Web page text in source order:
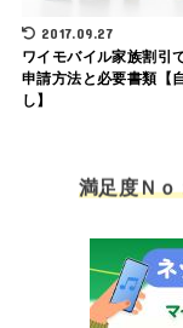
2017.09.27
ワイモバイル家族割引
申請方法と必要書類【
し】
満足度Ｎｏ